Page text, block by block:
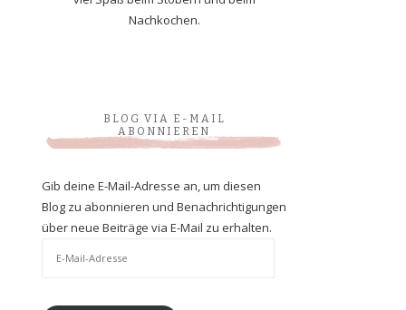
Nachkochen.
BLOG VIA E-MAIL
ABONNIEREN
Gib deine E-Mail-Adresse an, um diesen
Blog zu abonnieren und Benachrichtigungen
über neue Beiträge via E-Mail zu erhalten.